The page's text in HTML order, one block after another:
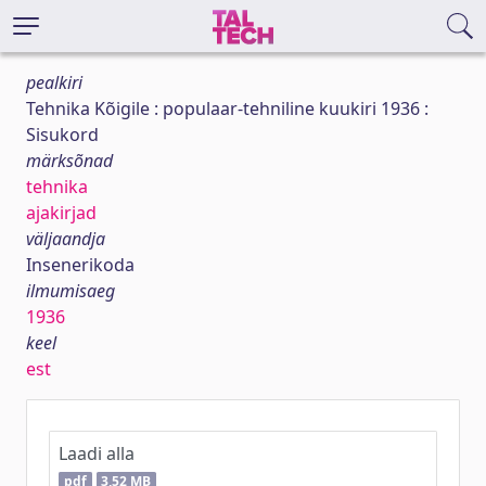
pealkiri
Tehnika Kõigile : populaar-tehniline kuukiri 1936 :
Sisukord
märksõnad
tehnika
ajakirjad
väljaandja
Insenerikoda
ilmumisaeg
1936
keel
est
Laadi alla
pdf 3,52 MB